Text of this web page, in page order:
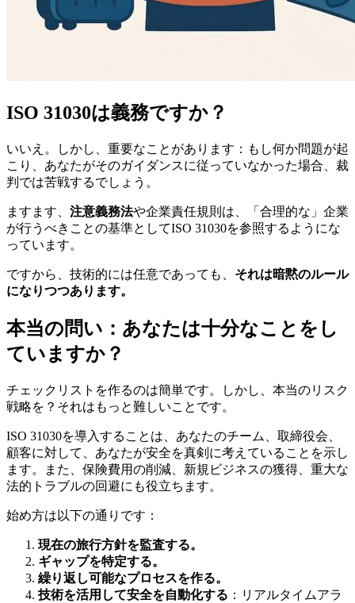
ISO 31030は義務ですか？
いいえ。しかし、重要なことがあります：もし何か問題が起
こり、あなたがそのガイダンスに従っていなかった場合、裁
判では苦戦するでしょう。
ますます、 注意義務法や企業責任規則は、「合理的な」企業
が行うべきことの基準としてISO 31030を参照するようにな
っています。
ですから、技術的には任意であっても、 それは暗黙のルール
になりつつあります。
本当の問い：あなたは十分なことをし
ていますか？
チェックリストを作るのは簡単です。しかし、本当のリスク
戦略を？それはもっと難しいことです。
ISO 31030を導入することは、あなたのチーム、取締役会、
顧客に対して、あなたが安全を真剣に考えていることを示し
ます。また、保険費用の削減、新規ビジネスの獲得、重大な
法的トラブルの回避にも役立ちます。
始め方は以下の通りです：
現在の旅行方針を監査する。
ギャップを特定する。
繰り返し可能なプロセスを作る。
技術を活用して安全を自動化する ：リアルタイムアラ